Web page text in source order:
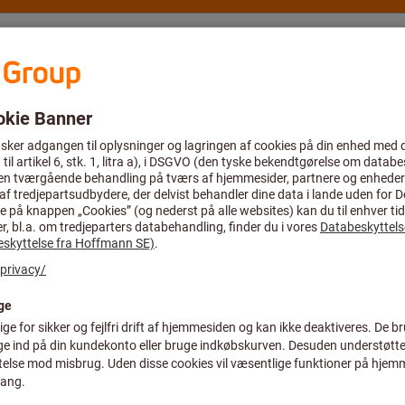
Rådgivning og support
Nitrilhandsker,